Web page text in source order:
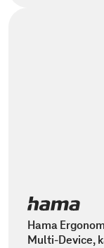
Hama
Multi-Device,